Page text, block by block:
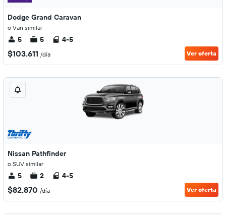
Dodge Grand Caravan
o Van similar
5 5 4-5
$103.611 /día Ver oferta
Nissan Pathfinder
o SUV similar
5 2 4-5
$82.870 /día Ver oferta